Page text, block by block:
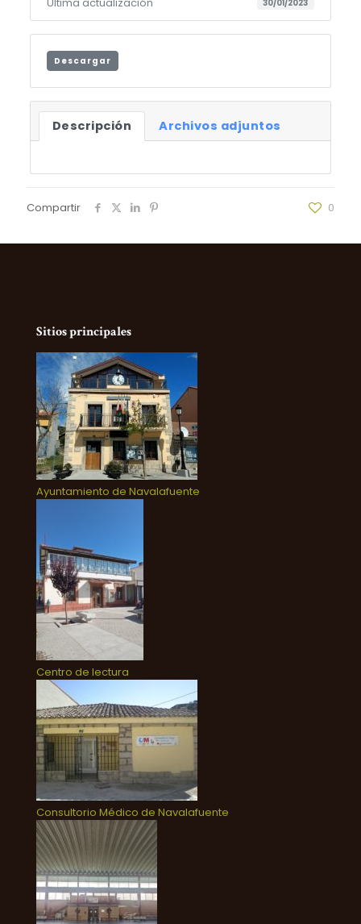
30/01/2023
Descargar
Descripción Archivos adjuntos
Compartir 0
Sitios principales
Ayuntamiento de Navalafuente
Centro de lectura
Consultorio Médico de Navalafuente